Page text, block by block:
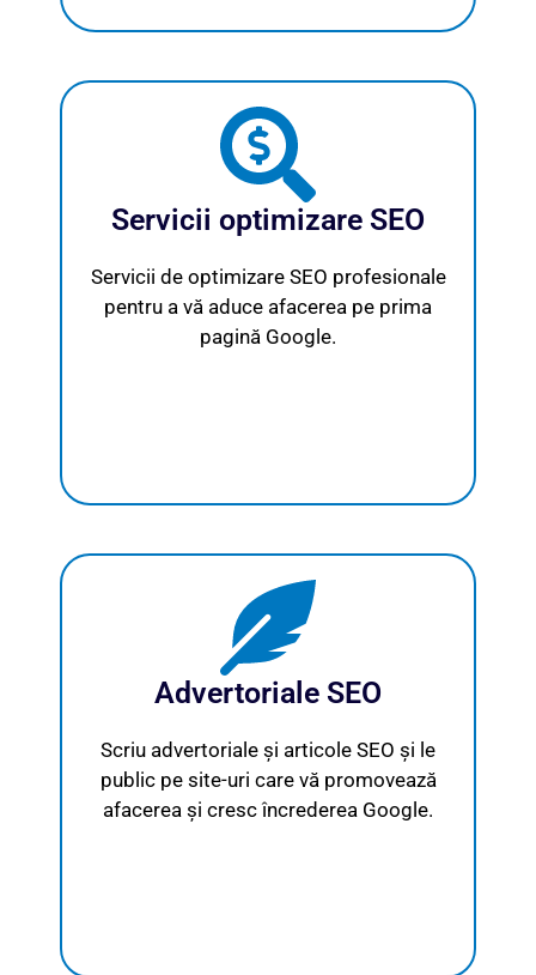
Servicii optimizare SEO
Servicii de optimizare SEO profesionale
pentru a vă aduce afacerea pe prima
pagină Google.
Advertoriale SEO
Scriu advertoriale și articole SEO și le
public pe site-uri care vă promovează
afacerea și cresc încrederea Google.